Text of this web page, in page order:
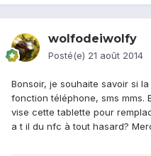
wolfodeiwolfy
Posté(e) 21 août 2014
Bonsoir, je souhaite savoir si
fonction téléphone, sms mms.
vise cette tablette pour
a t il du nfc à tout hasard?